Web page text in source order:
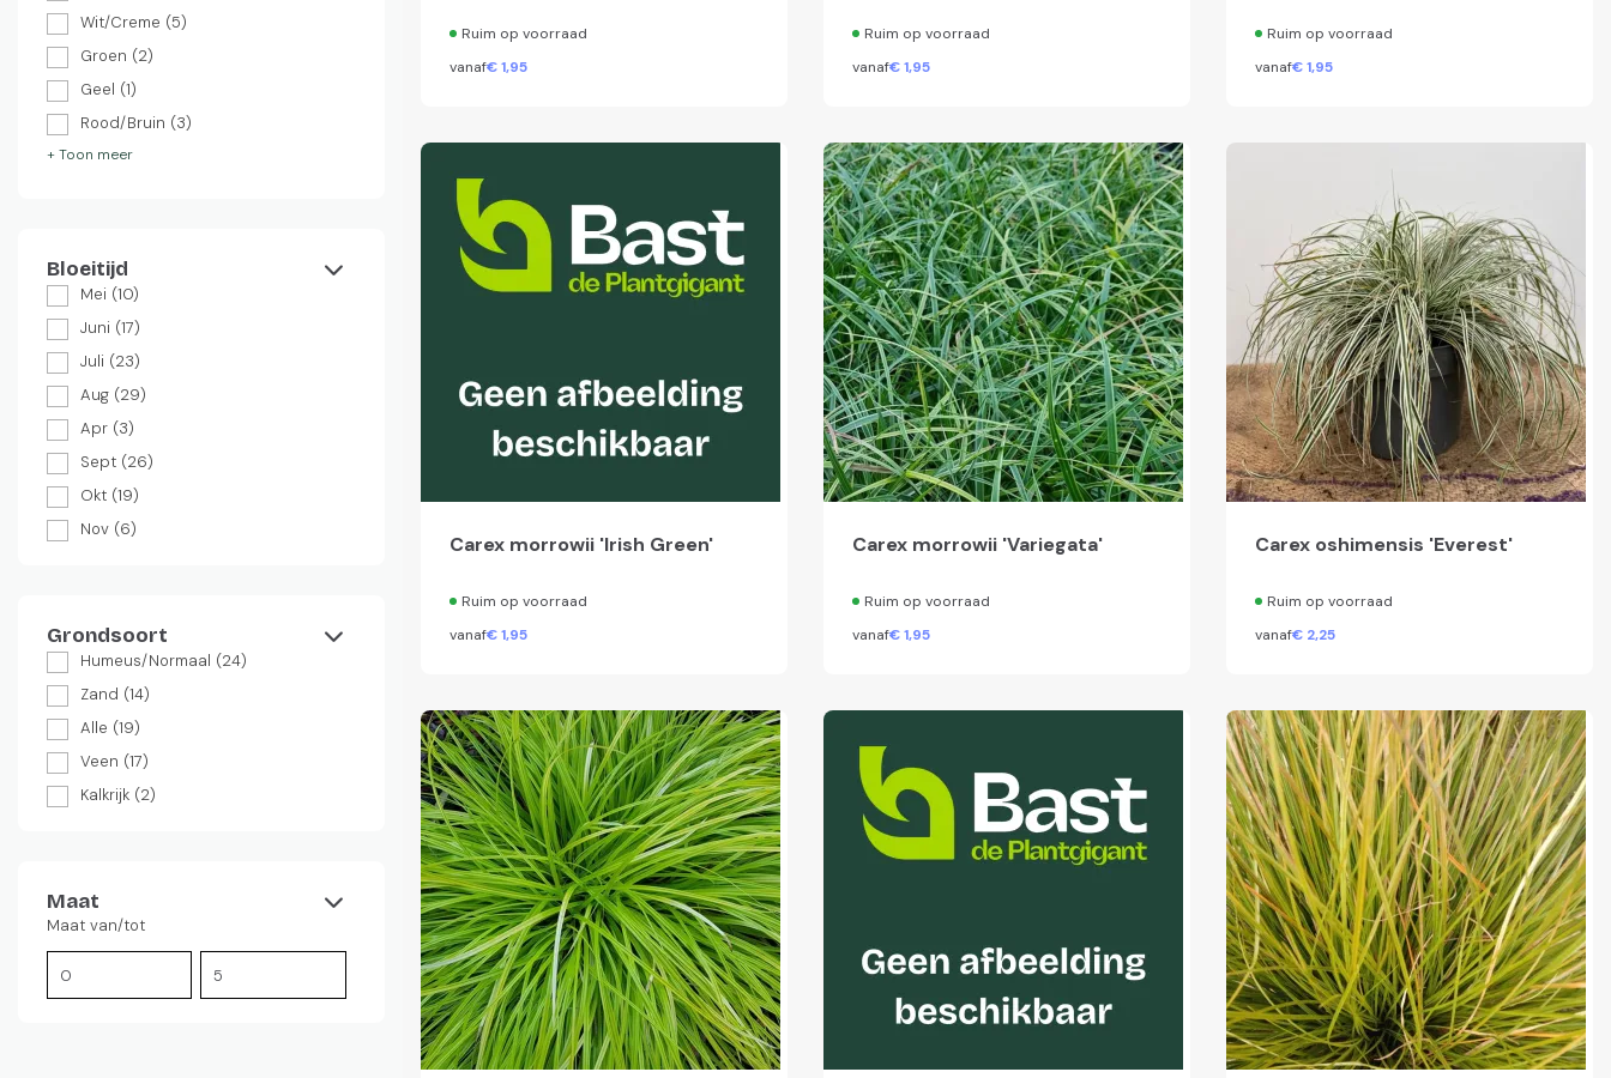
Wit/Creme (5)
Groen (2)
Geel (1)
Rood/Bruin (3)
+ Toon meer
Bloeitijd
Mei (10)
Juni (17)
Juli (23)
Aug (29)
Apr (3)
Sept (26)
Okt (19)
Nov (6)
Grondsoort
Humeus/Normaal (24)
Zand (14)
Alle (19)
Veen (17)
Kalkrijk (2)
Maat
Maat van/tot
Ruim op voorraad
vanaf€1,95
Ruim op voorraad
vanaf€1,95
Ruim op voorraad
vanaf€1,95
Carex morrowii 'Irish Green'
Ruim op voorraad
vanaf€1,95
Carex morrowii 'Variegata'
Ruim op voorraad
vanaf€1,95
Carex oshimensis 'Everest'
Ruim op voorraad
vanaf€ 2,25